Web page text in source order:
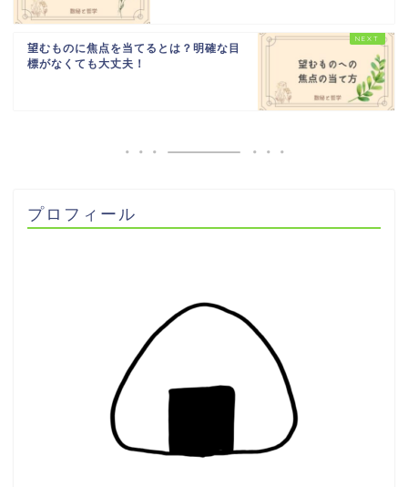
望むものに焦点を当てるとは？明確な目
標がなくても大丈夫！
プロフィール